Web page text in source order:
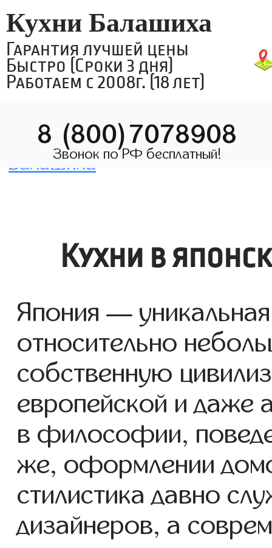
Кухни Балашиха
Гарантия лучшей цены
Быстро (Сроки 3 дня)
Работаем с 2008г. (18 лет)
8 (800)7078908
Звонок по РФ бесплатный!
Кухни в
Япония —
относительно
собственную
европейской и даже
в философии,
же, оформлении
стилистика давно
дизайнеров, а